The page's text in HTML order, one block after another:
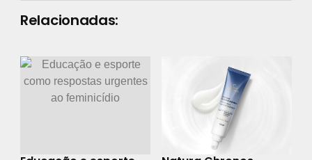
Natura Chronos
Derma lança balm
labial reparador com
hidratação imediata